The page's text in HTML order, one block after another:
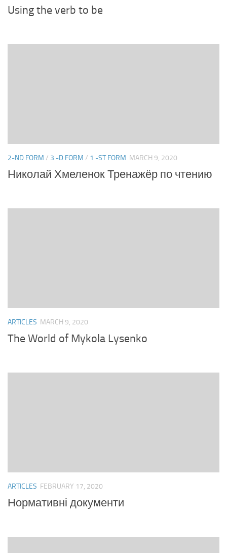
Using the verb to be
2-ND FORM / 3 -D FORM / 1 -ST FORM MARCH 9, 2020
Николай Хмеленок Тренажёр по чтению
ARTICLES MARCH 9, 2020
The World of Mykola Lysenko
ARTICLES FEBRUARY 17, 2020
Нормативні документи